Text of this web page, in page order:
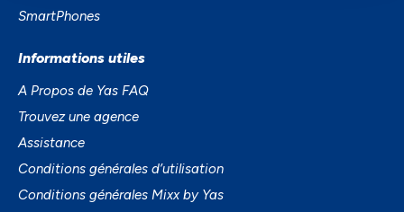
SmartPhones
Informations utiles
A Propos de Yas FAQ
Trouvez une agence
Assistance
Conditions générales d’utilisation
Conditions générales Mixx by Yas